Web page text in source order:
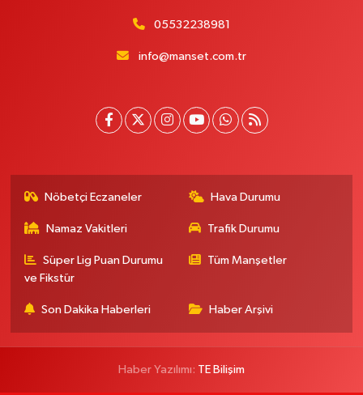
05532238981
info@manset.com.tr
Nöbetçi Eczaneler Hava Durumu
Namaz Vakitleri Trafik Durumu
Süper Lig Puan Durumu
ve Fikstür
Tüm Manşetler
Son Dakika Haberleri Haber Arşivi
Haber Yazılımı: TE Bilişim